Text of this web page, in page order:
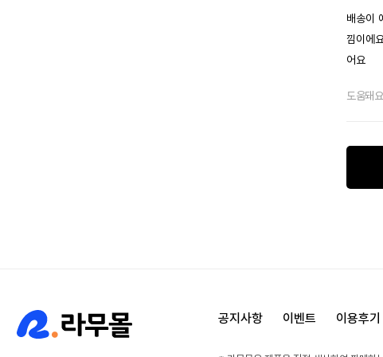
배송이
낌이에
어요
도움돼요
공지사항 이벤트 이용후기